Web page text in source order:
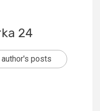
24
posts